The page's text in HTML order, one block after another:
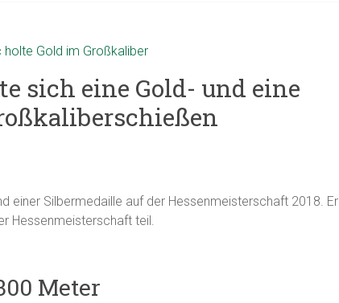
sich eine Gold- und eine
einer Silbermedaille auf der Hessenmeisterschaft 2018. Er
Hessenmeisterschaft teil.
Meter